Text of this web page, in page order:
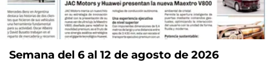
Semana del 6 al 12 de agosto de 2026